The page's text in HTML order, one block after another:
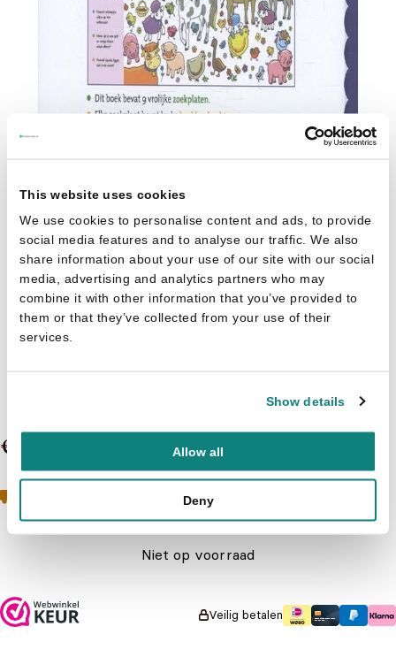
This website uses cookies
We use cookies to personalise content and ads, to provide
social media features and to analyse our traffic. We also
share information about your use of our site with our social
media, advertising and analytics partners who may
combine it with other information that you’ve provided to
them or that they’ve collected from your use of their
services.
Show details
Allow all
Deny
€ 6,99
Geen boeken meer op voorraadToch geïnteresseerd?
Neem contact op met de klantenservice
Niet op voorraad
Veilig betalen